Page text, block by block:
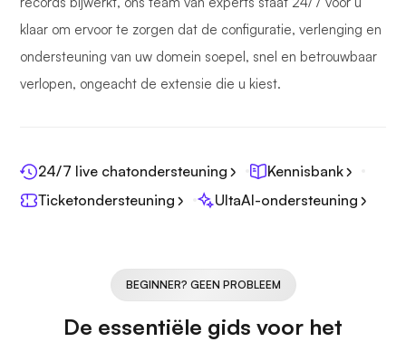
klaar om ervoor te zorgen dat de configuratie, verlenging en
ondersteuning van uw domein soepel, snel en betrouwbaar
verlopen, ongeacht de extensie die u kiest.
24/7 live chatondersteuning
Kennisbank
Ticketondersteuning
UltaAI-ondersteuning
BEGINNER? GEEN PROBLEEM
De essentiële gids voor het